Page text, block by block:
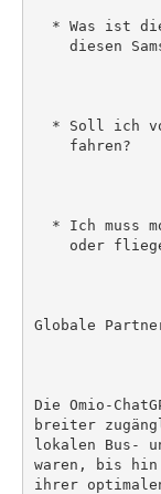
* Was ist
diesen
* Soll ich
    fahren?
* Ich muss
oder
Globale
Die Omio-
breiter
lokalen Bus-
waren, bis hin
ihrer